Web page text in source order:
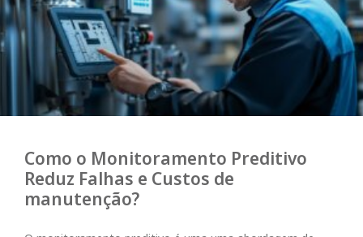
Como o Monitoramento Preditivo
Reduz Falhas e Custos de
manutenção?